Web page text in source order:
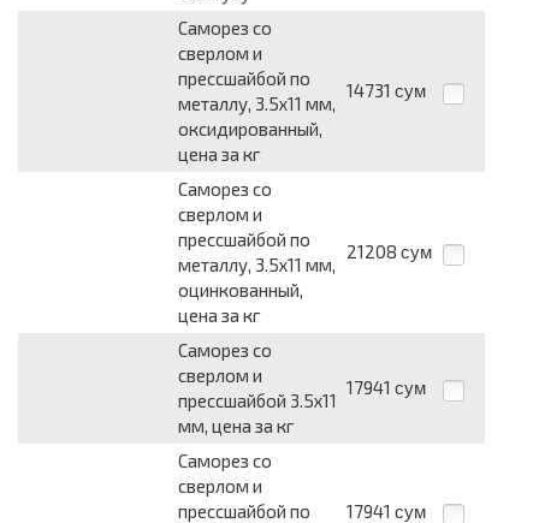
Саморез со
сверлом и
прессшайбой по
металлу, 3.5х11 мм,
оксидированный,
цена за кг
14731 сум
Саморез со
сверлом и
прессшайбой по
металлу, 3.5х11 мм,
оцинкованный,
цена за кг
21208 сум
Саморез со
сверлом и
прессшайбой 3.5х11
мм, цена за кг
17941 сум
Саморез со
сверлом и
прессшайбой по
17941 сум